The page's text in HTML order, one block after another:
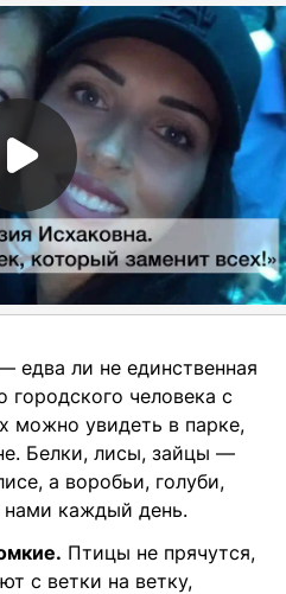
едва ли не единственная
городского человека с
можно увидеть в парке,
Белки, лисы, зайцы —
а воробьи, голуби,
каждый день.
Птицы не прячутся,
с ветки на ветку,